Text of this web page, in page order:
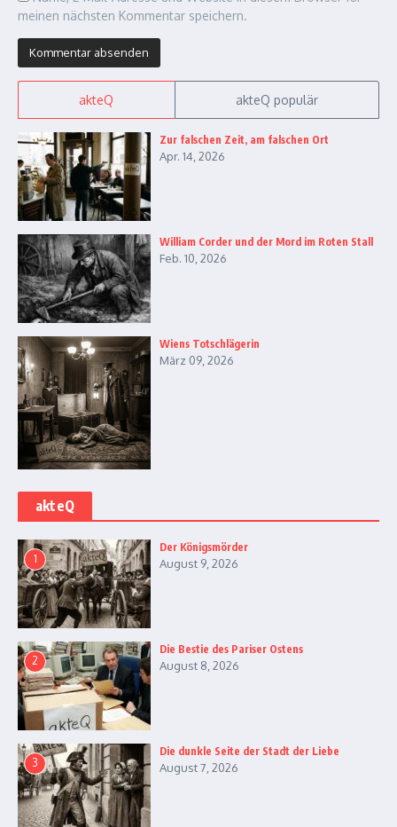
meinen nächsten Kommentar speichern.
akteQ akteQ populär
Zur falschen Zeit, am falschen Ort
Apr. 14, 2026
William Corder und der Mord im Roten Stall
Feb. 10, 2026
Wiens Totschlägerin
März 09, 2026
akteQ
1
Der Königsmörder
August 9, 2026
2
Die Bestie des Pariser Ostens
August 8, 2026
3
Die dunkle Seite der Stadt der Liebe
August 7, 2026